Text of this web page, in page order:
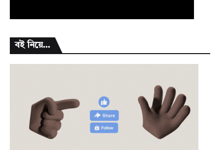
বই নিয়ে...